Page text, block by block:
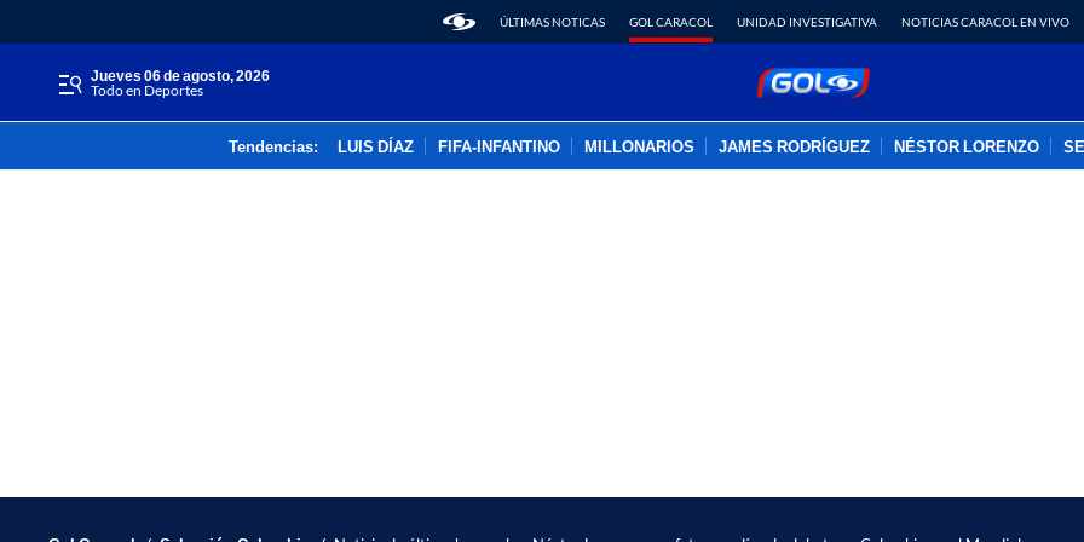
ÚLTIMAS NOTICAS GOL CARACOL UNIDAD INVESTIGATIVA NOTICIAS CARACOL EN VIVO
jueves 06 de agosto, 2026
Todo en Deportes
Tendencias: LUIS DÍAZ FIFA-INFANTINO MILLONARIOS JAMES RODRÍGUEZ NÉSTOR LORENZO